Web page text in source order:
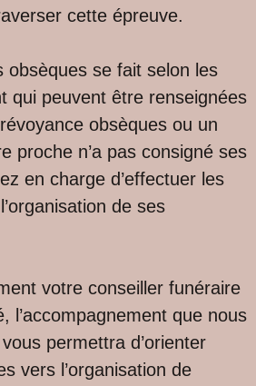
cette épreuve.
obsèques se fait selon les
qui peuvent être renseignées
obsèques ou un
proche n’a pas consigné ses
en charge d’effectuer les
de ses
votre conseiller funéraire
l’accompagnement que nous
permettra d’orienter
vers l’organisation de